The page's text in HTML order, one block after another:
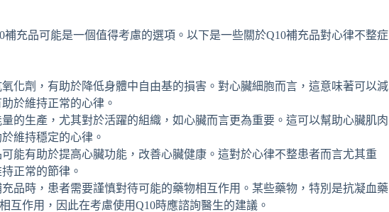
充品可能是一個值得考慮的選項。以下是一些關於Q10補充品對心律不整症
化劑，有助於降低身體中自由基的損害。對心臟細胞而言，這意味著可以減
於維持正常的心律。
的生產，尤其對於活躍的組織，如心臟而言更為重要。這可以幫助心臟肌肉
維持穩定的心律。
能有助於提高心臟功能，改善心臟健康。這對於心律不整患者而言尤其重
正常的節律。
品時，患者需要謹慎對待可能的藥物相互作用。某些藥物，特別是抗凝血藥
互作用，因此在考慮使用Q10時應諮詢醫生的建議。